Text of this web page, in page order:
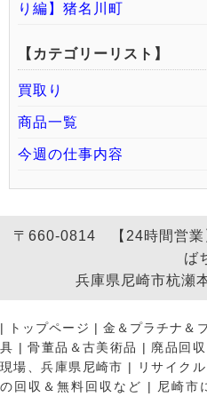
り編】猪名川町
【カテゴリーリスト】
買取り
商品一覧
今週の仕事内容
〒660-0814 【24時間営業
ば
兵庫県尼崎市杭瀬
| トップページ | 金＆プラチナ＆
具 |骨董品＆古美術品 | 廃品回
現場、兵庫県尼崎市 | リサイク
の回収＆無料回収など |
尼崎市